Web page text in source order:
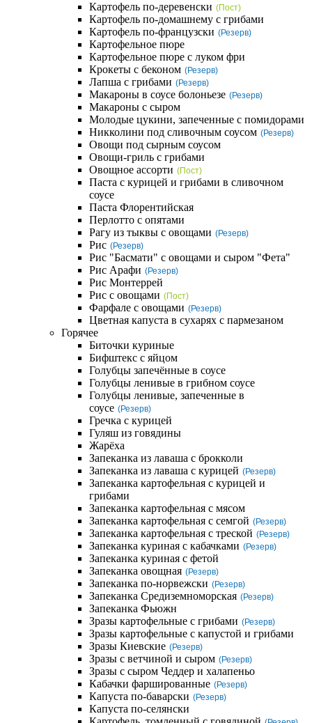
Картофель по-деревенски (Пост)
Картофель по-домашнему с грибами
Картофель по-французски (Резерв)
Картофельное пюре
Картофельное пюре с луком фри
Крокеты с беконом (Резерв)
Лапша с грибами (Резерв)
Макароны в соусе болоньезе (Резерв)
Макароны с сыром
Молодые цукини, запеченные с помидорами
Никколини под сливочным соусом (Резерв)
Овощи под сырным соусом
Овощи-гриль с грибами
Овощное ассорти (Пост)
Паста с курицей и грибами в сливочном
соусе
Паста Флорентийская
Перлотто с опятами
Рагу из тыквы с овощами (Резерв)
Рис (Резерв)
Рис "Басмати" с овощами и сыром "Фета"
Рис Арафи (Резерв)
Рис Монтеррей
Рис с овощами (Пост)
Фарфале с овощами (Резерв)
Цветная капуста в сухарях с пармезаном
Горячее
Биточки куриные
Бифштекс с яйцом
Голубцы запечённые в соусе
Голубцы ленивые в грибном соусе
Голубцы ленивые, запеченные в
соусе (Резерв)
Гречка с курицей
Гуляш из говядины
Жарёха
Запеканка из лаваша с брокколи
Запеканка из лаваша с курицей (Резерв)
Запеканка картофельная с курицей и
грибами
Запеканка картофельная с мясом
Запеканка картофельная с семгой (Резерв)
Запеканка картофельная с треской (Резерв)
Запеканка куриная с кабачками (Резерв)
Запеканка куриная с фетой
Запеканка овощная (Резерв)
Запеканка по-норвежски (Резерв)
Запеканка Средиземноморская (Резерв)
Запеканка Фьюжн
Зразы картофельные с грибами (Резерв)
Зразы картофельные с капустой и грибами
Зразы Киевские (Резерв)
Зразы с ветчиной и сыром (Резерв)
Зразы с сыром Чеддер и халапеньо
Кабачки фаршированные (Резерв)
Капуста по-баварски (Резерв)
Капуста по-селянски